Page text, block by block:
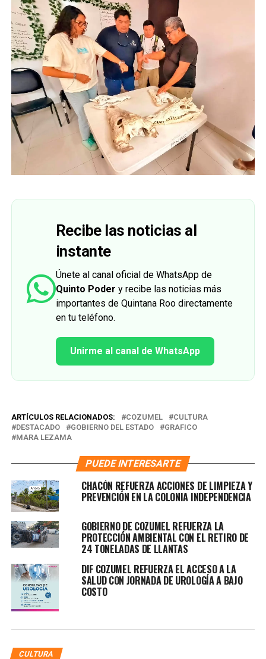
Recibe las noticias al
instante
Únete al canal oficial de WhatsApp de
Quinto Poder y recibe las noticias más
importantes de Quintana Roo directamente
en tu teléfono.
Unirme al canal de WhatsApp
ARTÍCULOS RELACIONADOS: COZUMEL
CULTURA
DESTACADO
GOBIERNO DEL ESTADO
GRAFICO
MARA LEZAMA
PUEDE INTERESARTE
CHACÓN REFUERZA ACCIONES DE LIMPIEZA Y
PREVENCIÓN EN LA COLONIA INDEPENDENCIA
GOBIERNO DE COZUMEL REFUERZA LA
PROTECCIÓN AMBIENTAL CON EL RETIRO DE
24 TONELADAS DE LLANTAS
DIF COZUMEL REFUERZA EL ACCESO A LA
SALUD CON JORNADA DE UROLOGÍA A BAJO
COSTO
CULTURA